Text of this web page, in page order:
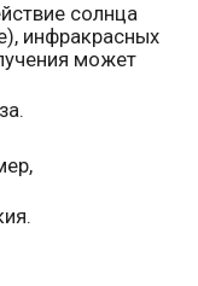
солнца
инфракрасных
может